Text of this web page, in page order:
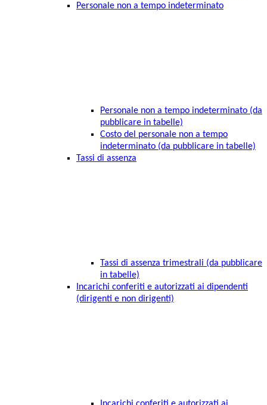
Personale non a tempo indeterminato
Personale non a tempo indeterminato (da
pubblicare in tabelle)
Costo del personale non a tempo
indeterminato (da pubblicare in tabelle)
Tassi di assenza
Tassi di assenza trimestrali (da pubblicare
in tabelle)
Incarichi conferiti e autorizzati ai dipendenti
(dirigenti e non dirigenti)